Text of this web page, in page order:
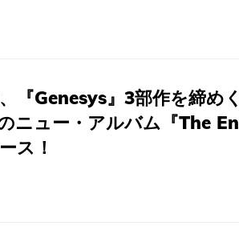
『Genesys』3部作を締め
ニュー・アルバム『The
ス！